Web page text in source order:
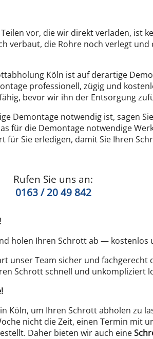
vor, die wir direkt verladen, ist
verbaut, die Rohre noch verlegt und
Köln ist auf derartige
professionell, zügig und
bevor wir ihn der Entsorgung
Demontage notwendig ist, sagen
für die Demontage notwendige
für Sie erledigen, damit Sie Ihren
Rufen Sie uns an:
0163 / 20 49 842
holen Ihren Schrott ab — kostenlos
unser Team sicher und
Schrott schnell und unkompliziert
Köln, um Ihren Schrott abholen zu
nicht die Zeit, einen Termin mit
Daher bieten wir auch eine